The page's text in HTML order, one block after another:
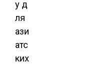
y д
ля
ази
атс
ких